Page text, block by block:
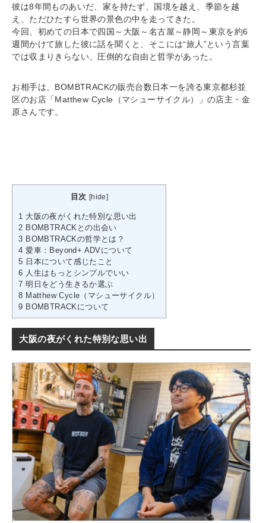
彼は8年間ものあいだ、家を持たず、国境を越え、季節を越
え、ただひたすら世界の景色の中を走ってきた。
今回、初めての日本で四国～大阪～名古屋～静岡～東京を約6
週間かけて旅した彼に話を聞くと、そこには“旅人”という言葉
では収まりきらない、圧倒的な自由と哲学があった。
お相手は、BOMBTRACKの販売台数日本一を誇る東京都杉並
区のお店「Matthew Cycle（マシューサイクル）」の店主・金
原さんです。
目次 [hide]
1 大阪の夜がくれた特別な思い出
2 BOMBTRACKとの出会い
3 BOMBTRACKの哲学とは？
4 愛車：Beyond+ ADVについて
5 日本について感じたこと
6 人生はもっとシンプルでいい
7 明日をどう生きるか選ぶ
8 Matthew Cycle（マシューサイクル）
9 BOMBTRACKについて
大阪の夜がくれた特別な思い出